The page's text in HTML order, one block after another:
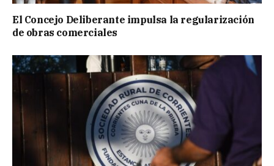
El Concejo Deliberante impulsa la regularización
de obras comerciales